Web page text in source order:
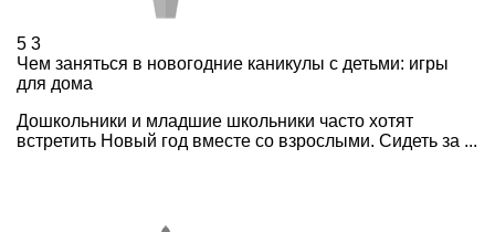
5 3
Чем заняться в новогодние каникулы с детьми: игры
для дома
Дошкольники и младшие школьники часто хотят
встретить Новый год вместе со взрослыми. Сидеть за ...